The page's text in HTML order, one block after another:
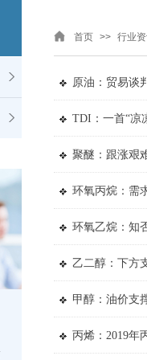
首页 >> 行业
原油：贸易谈
TDI：一首“凉
聚醚：跟涨艰
环氧丙烷：需
环氧乙烷：知
乙二醇：下方
甲醇：油价支
丙烯：2019年